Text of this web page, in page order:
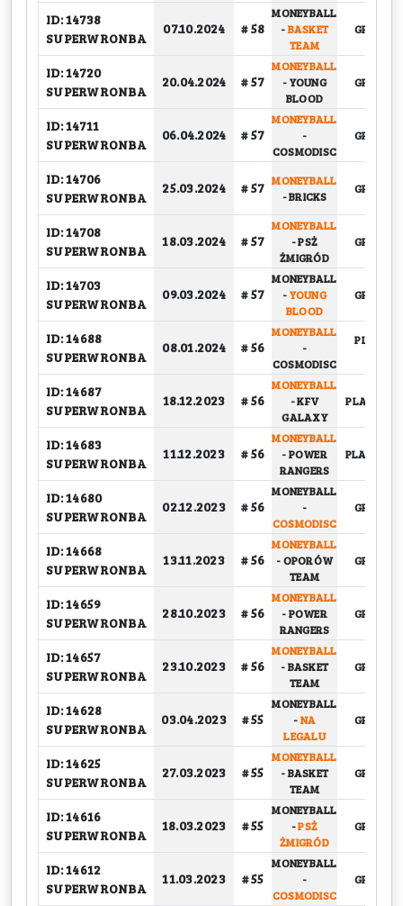
ID: 14738
SUPERWRONBA
07.10.2024 # 58
MONEYBALL
-BASKET
TEAM
ID: 14720
SUPERWRONBA
20.04.2024 # 57
MONEYBALL
-YOUNG
BLOOD
ID: 14711
SUPERWRONBA
06.04.2024 # 57
MONEYBALL
-
COSMODISC
ID: 14706
SUPERWRONBA
25.03.2024 # 57 MONEYBALL
-BRICKS
ID: 14708
SUPERWRONBA
18.03.2024 # 57
MONEYBALL
-PSŻ
ŻMIGRÓD
ID: 14703
SUPERWRONBA
09.03.2024 # 57
MONEYBALL
-YOUNG
BLOOD
ID: 14688
SUPERWRONBA
08.01.2024 # 56
MONEYBALL
-
COSMODISC
PLAY-
ID: 14687
SUPERWRONBA
18.12.2023 # 56
MONEYBALL
-KFV
GALAXY
PLAY-OFF,
ID: 14683
SUPERWRONBA
11.12.2023 # 56
MONEYBALL
-POWER
RANGERS
PLAY-OFF,
ID: 14680
SUPERWRONBA
02.12.2023 # 56
MONEYBALL
-
COSMODISC
ID: 14668
SUPERWRONBA
13.11.2023 # 56
MONEYBALL
-OPORÓW
TEAM
ID: 14659
SUPERWRONBA
28.10.2023 # 56
MONEYBALL
-POWER
RANGERS
ID: 14657
SUPERWRONBA
23.10.2023 # 56
MONEYBALL
-BASKET
TEAM
ID: 14628
SUPERWRONBA
03.04.2023 # 55
MONEYBALL
-NA
LEGALU
ID: 14625
SUPERWRONBA
27.03.2023 # 55
MONEYBALL
-BASKET
TEAM
ID: 14616
SUPERWRONBA
18.03.2023 # 55
MONEYBALL
-PSŻ
ŻMIGRÓD
ID: 14612
SUPERWRONBA
11.03.2023 # 55
MONEYBALL
-
COSMODISC